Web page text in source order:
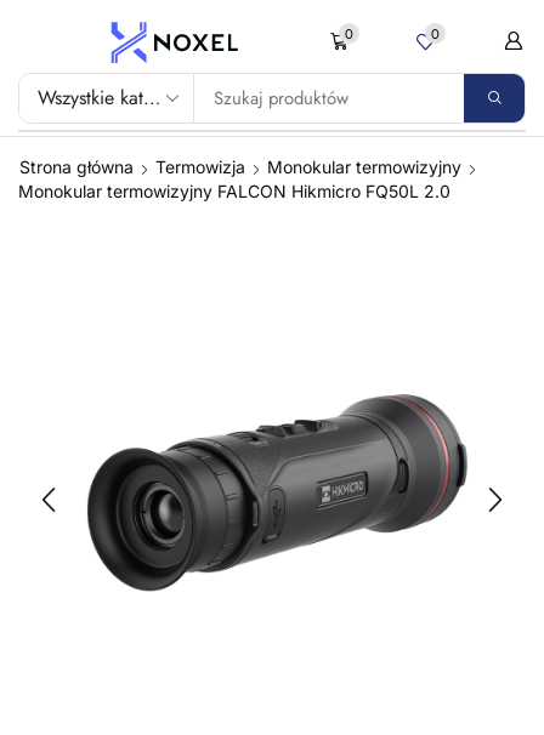
0 0
Strona główna Termowizja
Monokular termowizyjny
Monokular termowizyjny FALCON Hikmicro FQ50L 2.0